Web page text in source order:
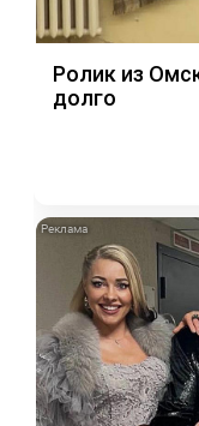
Ролик из
долго